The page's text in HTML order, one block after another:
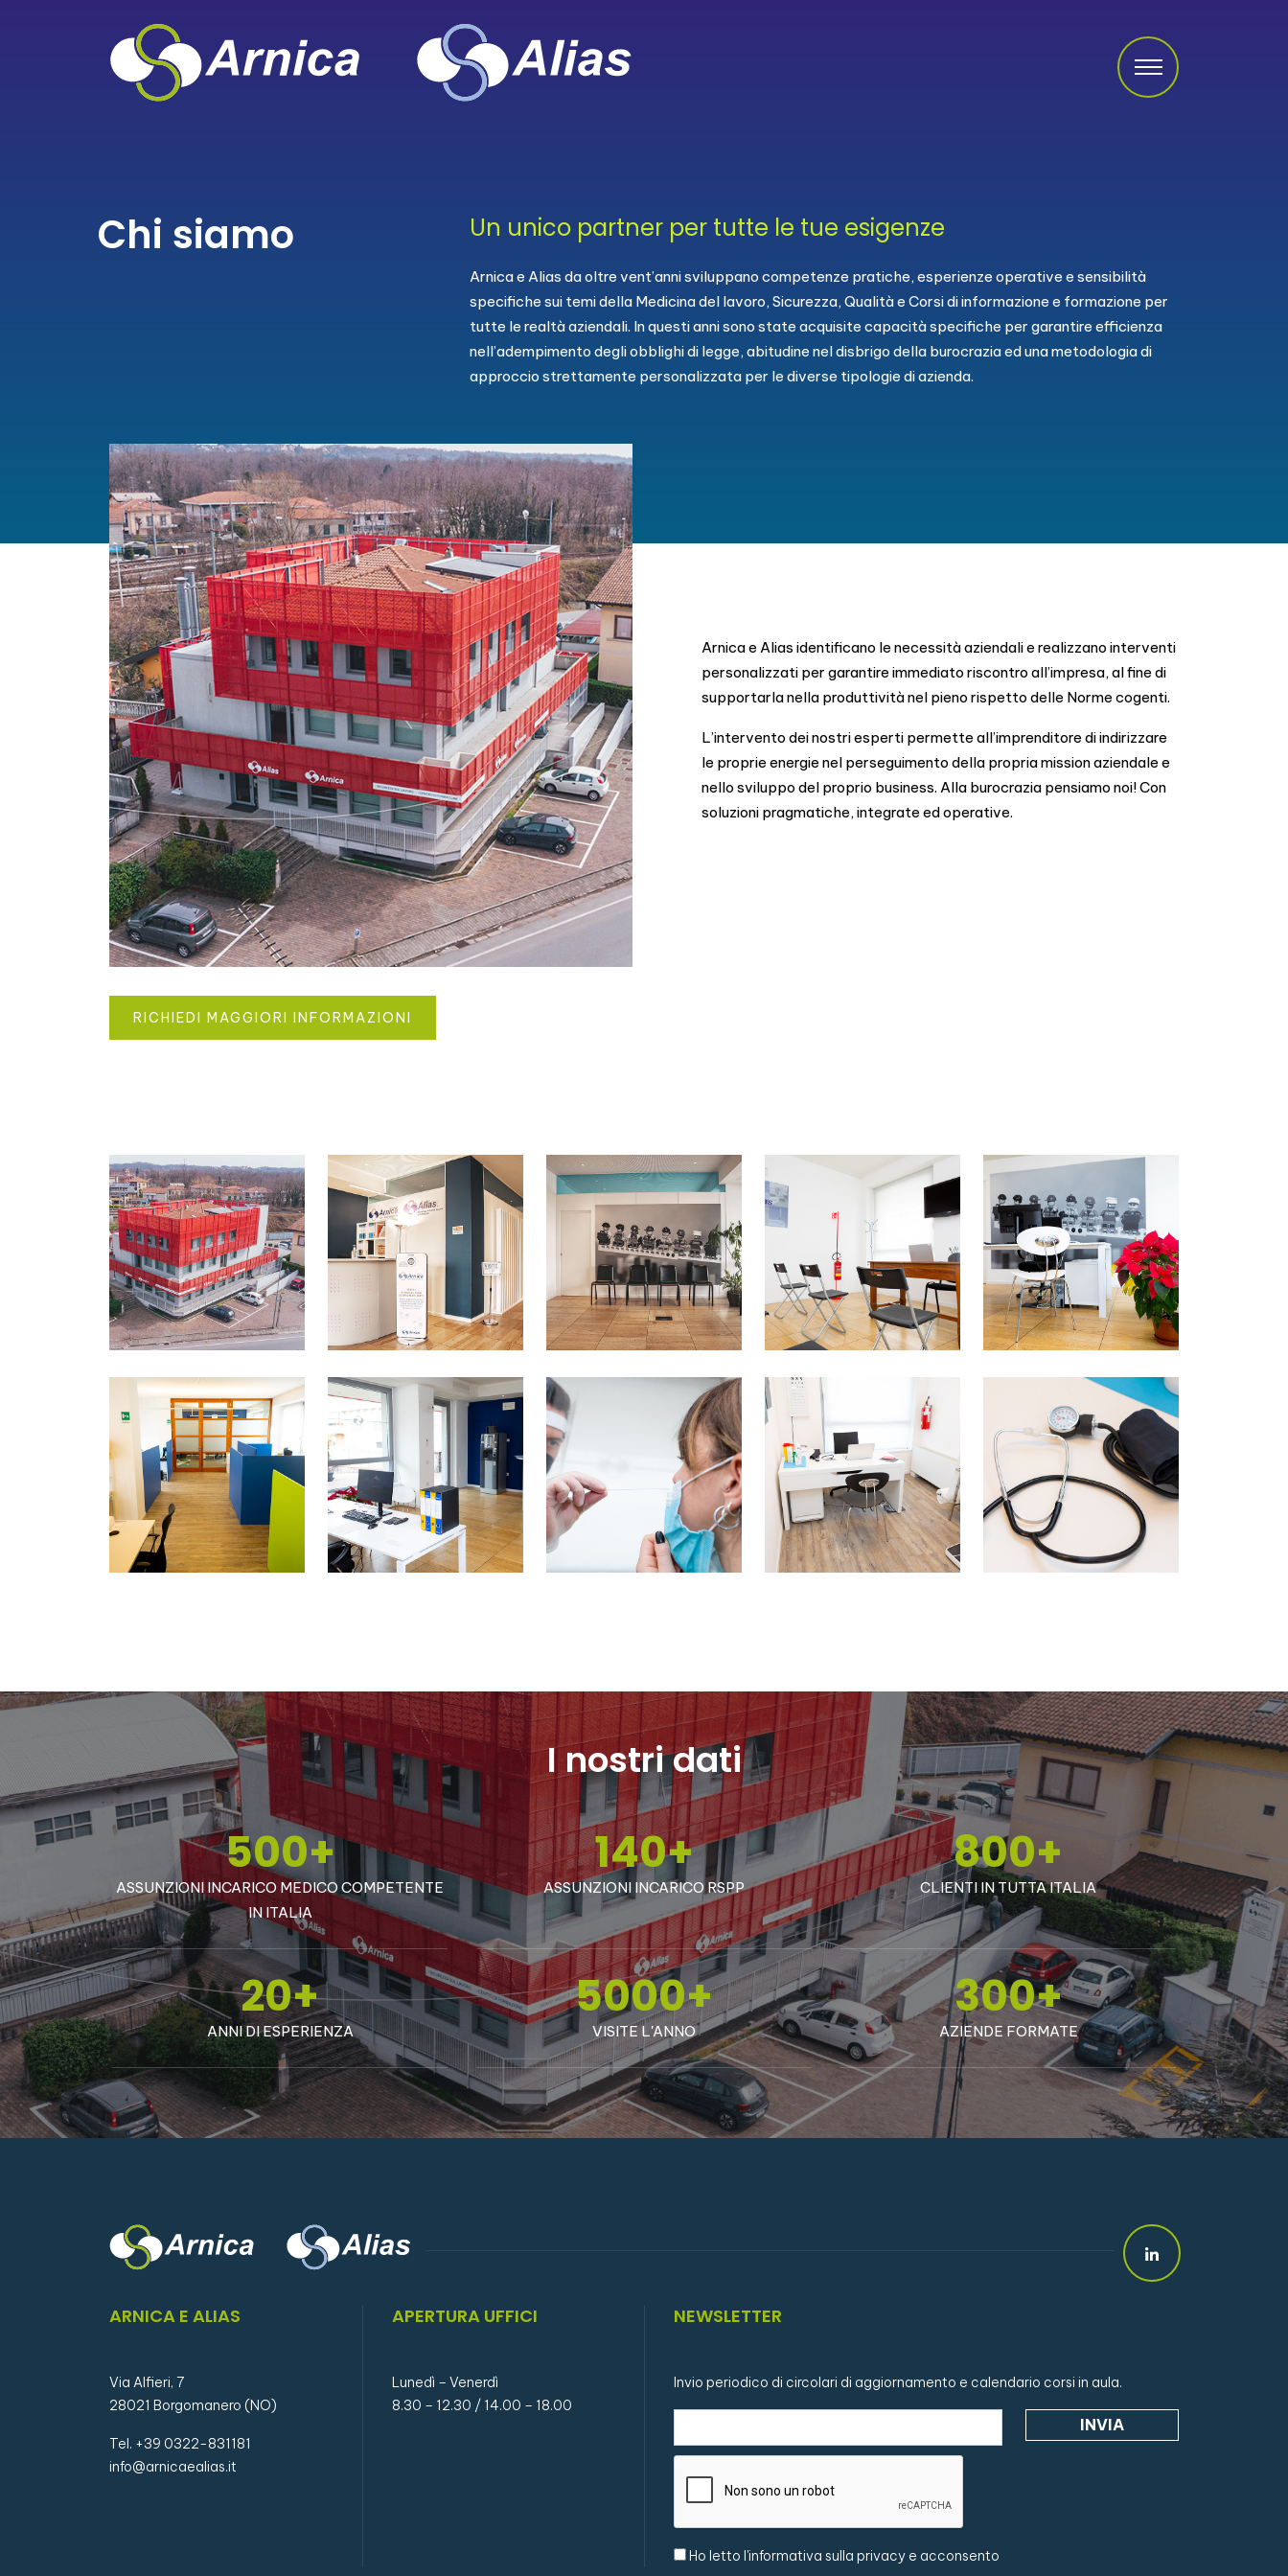
Chi siamo Un unico partner per tutte le tue esigenze
Arnica e Alias da oltre vent’anni sviluppano competenze pratiche, esperienze operative e sensibilità
specifiche sui temi della Medicina del lavoro, Sicurezza, Qualità e Corsi di informazione e formazione per
tutte le realtà aziendali. In questi anni sono state acquisite capacità specifiche per garantire efficienza
nell’adempimento degli obblighi di legge, abitudine nel disbrigo della burocrazia ed una metodologia di
approccio strettamente personalizzata per le diverse tipologie di azienda.
RICHIEDI MAGGIORI INFORMAZIONI
Arnica e Alias identificano le necessità aziendali e realizzano interventi
personalizzati per garantire immediato riscontro all’impresa, al fine di
supportarla nella produttività nel pieno rispetto delle Norme cogenti.
L’intervento dei nostri esperti permette all’imprenditore di indirizzare
le proprie energie nel perseguimento della propria mission aziendale e
nello sviluppo del proprio business. Alla burocrazia pensiamo noi! Con
soluzioni pragmatiche, integrate ed operative.
I nostri dati
500+
ASSUNZIONI INCARICO MEDICO COMPETENTE
IN ITALIA
140+
ASSUNZIONI INCARICO RSPP
800+
CLIENTI IN TUTTA ITALIA
20+
ANNI DI ESPERIENZA
5000+
VISITE L'ANNO
300+
AZIENDE FORMATE
ARNICA E ALIAS
Via Alfieri, 7
28021 Borgomanero (NO)
Tel. +39 0322-831181
info@arnicaealias.it
APERTURA UFFICI
Lunedì – Venerdì
8.30 – 12.30 / 14.00 – 18.00
NEWSLETTER
Invio periodico di circolari di aggiornamento e calendario corsi in aula.
Ho letto l'informativa sulla privacy e acconsento